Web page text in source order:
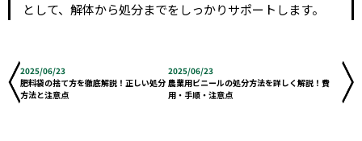
として、解体から処分までをしっかりサポートします。
2025/06/23
肥料袋の捨て方を徹底解説！正しい処分
方法と注意点
2025/06/23
農業用ビニールの処分方法を詳しく解説！費
用・手順・注意点